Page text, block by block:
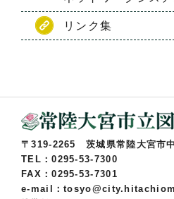
リンク集
〒319-2265 茨城県常陸大宮市
TEL：0295-53-7300
FAX：0295-53-7301
e-mail：